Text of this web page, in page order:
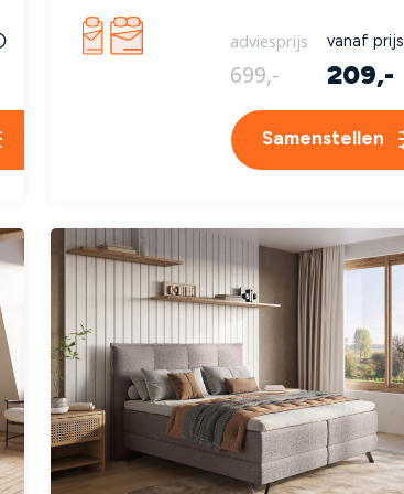
adviesprijs vanaf prijs
699,- 209,-
Samenstellen